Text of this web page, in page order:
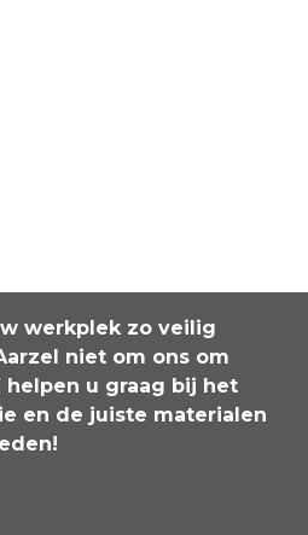
werkplek zo veilig
niet om ons om
u graag bij het
en de juiste materialen